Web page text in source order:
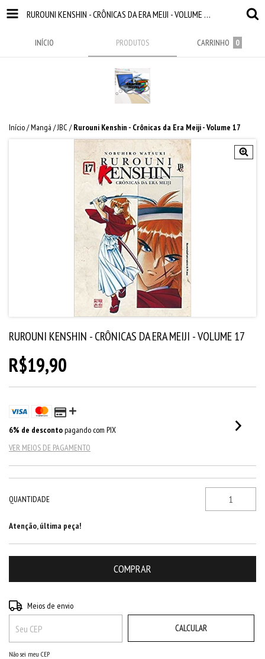
RUROUNI KENSHIN - CRÔNICAS DA ERA MEIJI - VOLUME 17
INÍCIO PRODUTOS CARRINHO 0
Início/Mangá /JBC/ Rurouni Kenshin - Crônicas da Era Meiji - Volume 17
RUROUNI KENSHIN - CRÔNICAS DA ERA MEIJI - VOLUME 17
R$19,90
6% de descontopagando com PIX
VER MEIOS DE PAGAMENTO
QUANTIDADE
Atenção, última peça!
Entregas para o CEP:
Meios de envio
CALCULAR
Não sei meu CEP